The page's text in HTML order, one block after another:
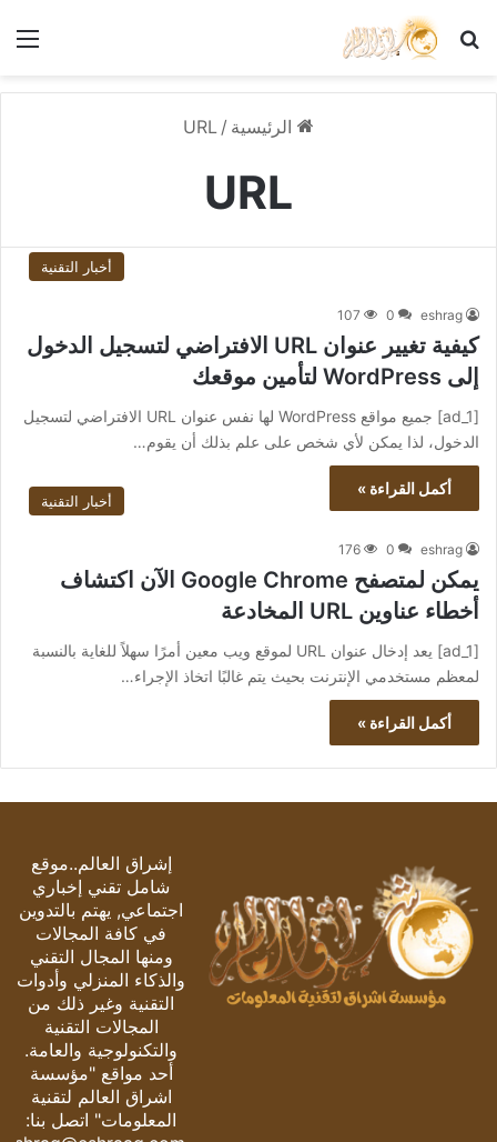
بحث عن
الرئيسية /
URL
URL
أخبار التقنية
eshrag
0
107
كيفية تغيير عنوان URL الافتراضي لتسجيل الدخول
إلى WordPress لتأمين موقعك
[ad_1] جميع مواقع WordPress لها نفس عنوان URL الافتراضي لتسجيل
الدخول، لذا يمكن لأي شخص على علم بذلك أن يقوم…
أكمل القراءة »
أخبار التقنية
eshrag
0
176
يمكن لمتصفح Google Chrome الآن اكتشاف
أخطاء عناوين URL المخادعة
[ad_1] يعد إدخال عنوان URL لموقع ويب معين أمرًا سهلاً للغاية بالنسبة
لمعظم مستخدمي الإنترنت بحيث يتم غالبًا اتخاذ الإجراء…
أكمل القراءة »
إشراق العالم..موقع
شامل تقني إخباري
اجتماعي, يهتم بالتدوين
في كافة المجالات
ومنها المجال التقني
والذكاء المنزلي وأدوات
التقنية وغير ذلك من
المجالات التقنية
والتكنولوجية والعامة.
أحد مواقع "مؤسسة
اشراق العالم لتقنية
المعلومات" اتصل بنا: